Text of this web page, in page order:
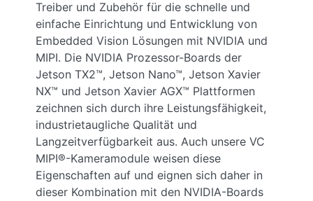
Treiber und Zubehör für die schnelle und
einfache Einrichtung und Entwicklung von
Embedded Vision Lösungen mit NVIDIA und
MIPI. Die NVIDIA Prozessor-Boards der
Jetson TX2™, Jetson Nano™, Jetson Xavier
NX™ und Jetson Xavier AGX™ Plattformen
zeichnen sich durch ihre Leistungsfähigkeit,
industrietaugliche Qualität und
Langzeitverfügbarkeit aus. Auch unsere VC
MIPI®-Kameramodule weisen diese
Eigenschaften auf und eignen sich daher in
dieser Kombination mit den NVIDIA-Boards